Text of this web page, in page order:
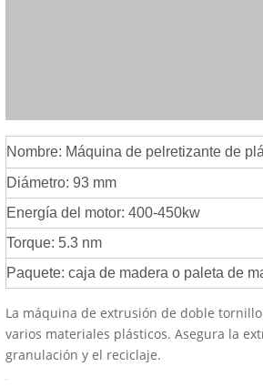
Nombre: Máquina de pelretizante de
Diámetro: 93 mm
Energía del motor: 400-450kw
Torque: 5.3 nm
Paquete: caja de madera o paleta de
La máquina de extrusión de doble
varios materiales plásticos. Asegura la
granulación y el reciclaje.